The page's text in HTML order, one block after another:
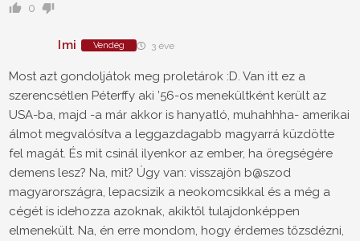
0
Imi Vendég 3 éve
Most azt gondoljátok meg proletárok :D. Van itt ez a
szerencsétlen Péterffy aki ’56-os menekültként került az
USA-ba, majd -a már akkor is hanyatló, muhahhha- amerikai
álmot megvalósítva a leggazdagabb magyarrá küzdötte
fel magát. És mit csinál ilyenkor az ember, ha öregségére
demens lesz? Na, mit? Úgy van: visszajön b@szod
magyarországra, lepacsizik a neokomcsikkal és a még a
cégét is idehozza azoknak, akiktől tulajdonképpen
elmenekült. Na, én erre mondom, hogy érdemes tőzsdézni,